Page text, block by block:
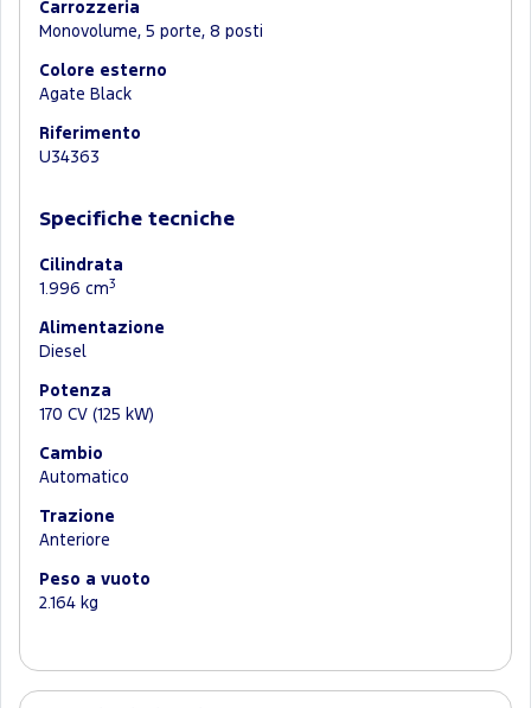
Carrozzeria
Monovolume, 5 porte, 8 posti
Colore esterno
Agate Black
Riferimento
U34363
Specifiche tecniche
Cilindrata
1.996 cm3
Alimentazione
Diesel
Potenza
170 CV (125 kW)
Cambio
Automatico
Trazione
Anteriore
Peso a vuoto
2.164 kg